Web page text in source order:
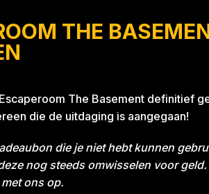
THE
The Basement definitief
die de uitdaging is aangegaan!
die je niet hebt kunnen
nog steeds omwisselen voor geld.
ons op.